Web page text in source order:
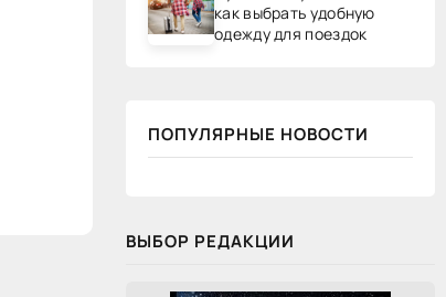
как выбрать удобную
одежду для поездок
ПОПУЛЯРНЫЕ НОВОСТИ
ВЫБОР РЕДАКЦИИ